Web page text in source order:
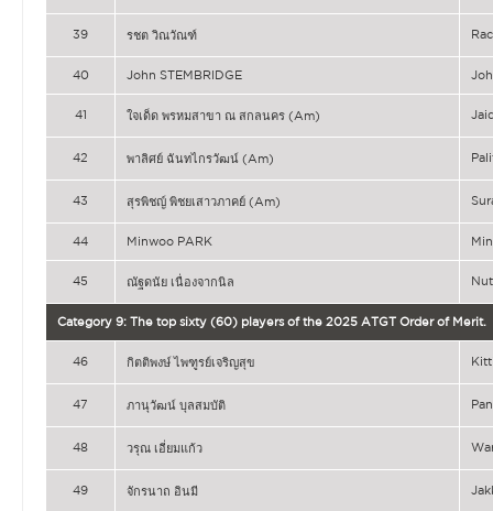
39 รชต วิณวัณฑ์
40 John STEMBRIDGE
41 ใจเด็ด พรหมสาขา ณ สกลนคร (Am)
42 พาลิศย์ ฉันทไกรวัฒน์ (Am)
43 สุรพิชญ์ พิชยเสาวภาคย์ (Am)
44 Minwoo PARK
45 ณัฐดนัย เนื่องจากนิล
Category 9: The top sixty (60) players of the 2025 ATGT Order of Merit.
46 กิตติพงษ์ ไพฑูรย์เจริญสุข
47 ภานุวัฒน์ บุลสมบัติ
48 วรุณ เอี่ยมแก้ว
49 จักรนาถ อินมี